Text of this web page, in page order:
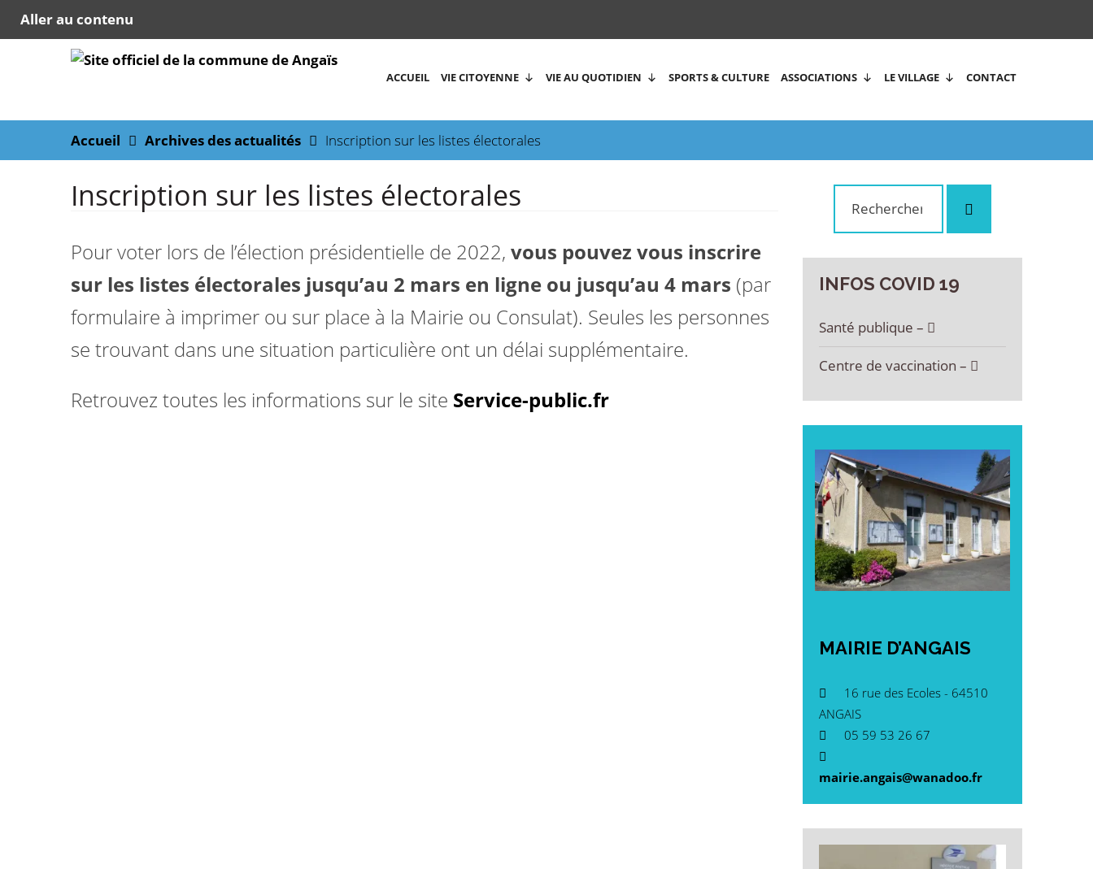
Aller au contenu
ACCUEIL VIE CITOYENNE VIE AU QUOTIDIEN SPORTS & CULTURE ASSOCIATIONS LE VILLAGE CONTACT
Accueil Archives des actualités Inscription sur les listes électorales
Inscription sur les listes électorales
Pour voter lors de l’élection présidentielle de 2022, vous pouvez vous inscrire
sur les listes électorales jusqu’au 2 mars en ligne ou jusqu’au 4 mars (par
formulaire à imprimer ou sur place à la Mairie ou Consulat). Seules les personnes
se trouvant dans une situation particulière ont un délai supplémentaire.
Retrouvez toutes les informations sur le site Service-public.fr
INFOS COVID 19
Santé publique –
Centre de vaccination –
MAIRIE D’ANGAIS
16 rue des Ecoles - 64510
ANGAIS
05 59 53 26 67
mairie.angais@wanadoo.fr